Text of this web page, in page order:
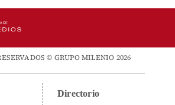
© GRUPO MILENIO 2026
Directorio